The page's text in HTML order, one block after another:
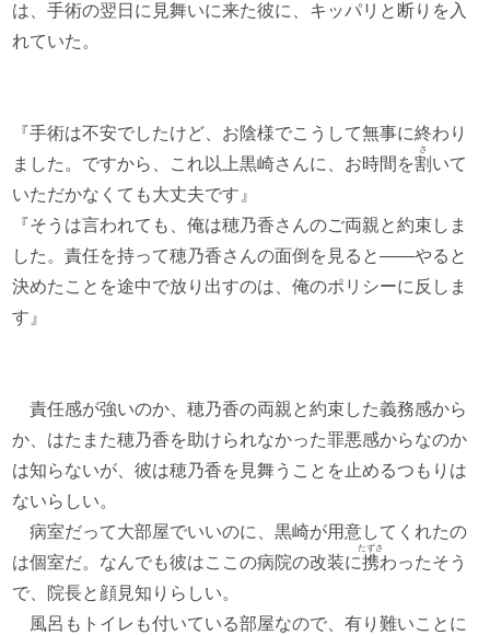
は、手術の翌日に見舞いに来た彼に、キッパリと断りを入
れていた。
『手術は不安でしたけど、お陰様でこうして無事に終わり
ました。ですから、これ以上黒崎さんに、お時間を割
さ
いて
いただかなくても大丈夫です』
『そうは言われても、俺は穂乃香さんのご両親と約束しま
した。責任を持って穂乃香さんの面倒を見ると――やると
決めたことを途中で放り出すのは、俺のポリシーに反しま
す』
責任感が強いのか、穂乃香の両親と約束した義務感から
か、はたまた穂乃香を助けられなかった罪悪感からなのか
は知らないが、彼は穂乃香を見舞うことを止めるつもりは
ないらしい。
病室だって大部屋でいいのに、黒崎が用意してくれたの
は個室だ。なんでも彼はここの病院の改装に携
たずさ
わったそう
で、院長と顔見知りらしい。
風呂もトイレも付いている部屋なので、有り難いことに